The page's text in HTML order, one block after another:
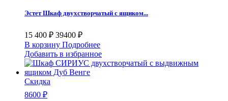
Эстет Шкаф двухстворчатый с ящиком...
15 400 ₽ 39400 ₽
В корзину Подробнее
Добавить в избранное
Скидка
8600 ₽